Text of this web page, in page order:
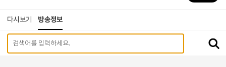
다시보기 방송정보